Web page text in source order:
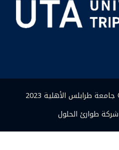
طرابلس الأهلية 2023
طوارئ الحلول